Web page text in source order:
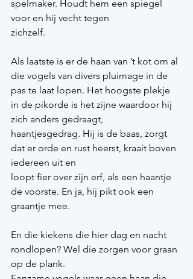
spelmaker. Houdt hem een spiegel
voor en hij vecht tegen
zichzelf.
Als laatste is er de haan van ’t kot om al
die vogels van divers pluimage in de
pas te laat lopen. Het hoogste plekje
in de pikorde is het zijne waardoor hij
zich anders gedraagt,
haantjesgedrag. Hij is de baas, zorgt
dat er orde en rust heerst, kraait boven
iedereen uit en
loopt fier over zijn erf, als een haantje
de voorste. En ja, hij pikt ook een
graantje mee.
En die kiekens die hier dag en nacht
rondlopen? Wel die zorgen voor graan
op de plank.